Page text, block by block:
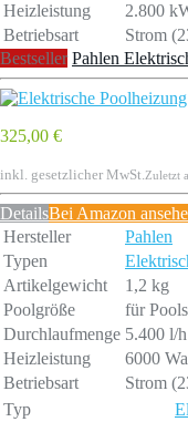
Heizleistung
2.800
Betriebsart
Strom
Bestseller Pahlen
325,00 €
inkl. gesetzlicher MwSt. Zuletzt
DetailsBei Amazon
Hersteller
Pahlen
Typen
Artikelgewicht
1,2 kg
Poolgrö­ße
für
Durchlaufmenge 5.400 l/h
Heizleistung
6000
Betriebsart
Strom
Typ